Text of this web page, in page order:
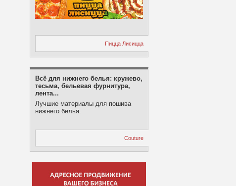
Пицца Лисицца
Всё для нижнего белья: кружево,
тесьма, бельевая фурнитура,
лента...
Лучшие материалы для пошива
нижнего белья.
Couture